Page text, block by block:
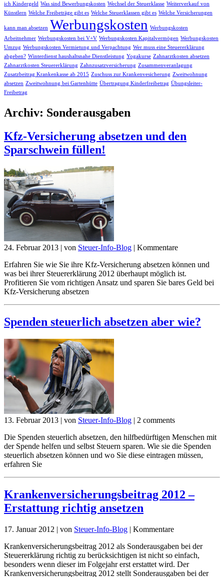
ich Kindergeld Was sind Bewerbungskosten Wechsel der Steuerklasse Weiterverkauf von
Künstlern Welche Freibeträge gibt es Welche Steuerklassen gibt es Welche Versicherungen
kann man absetzen Werbungskosten Werbungskosten
Arbeitnehmer Werbungskosten bei V+V Werbungskosten Kapitalvermögen Werbungskosten
Umzug Werbungskosten Vermietung und Verpachtung Wer muss eine Steuererklärung
abgeben? Winterdienst haushaltsnahe Dienstleistung Yogakurse Zahnarztkosten absetzen
Zahnarztkosten Steuererklärung Zahnzusatzversicherung Zusammenveranlagung
Zusatzbeitrag Krankenkasse ab 2015 Zuschuss zur Krankenvesicherung Zweitwohnung
absetzen Zweitwohnung bei Gartenhütte Übertragung Kinderfreibetrag Übungsleiter-
Freibetrag
Archiv: Sonderausgaben
Kfz-Versicherung absetzen und den
Sparschwein füllen!
24. Februar 2013 | von Steuer-Info-Blog | Kommentare
Erfahren Sie wie Sie ihre Kfz-Versicherung absetzen können und
was bei ihrer Steuererklärung 2012 überhaupt möglich ist.
Profitieren Sie vom richtigen Ansatz und sparen Sie bares Geld bei
Kfz-Versicherung absetzen
Spenden steuerlich absetzen aber wie?
13. Februar 2013 | von Steuer-Info-Blog | 2 comments
Die Spenden steuerlich absetzen, den hilfbedürftigen Menschen mit
der Spende helfen und selbst Steuern sparen. Wie sie die Spenden
steuerlich absetzen können und wo Sie diese eintragen müssen,
erfahren Sie
Krankenversicherungsbeitrag 2012 –
Erstattung richtig ansetzen
17. Januar 2012 | von Steuer-Info-Blog | Kommentare
Krankenversicherungsbeitrag 2012 als Sonderausgaben bei der
Steuererklärung richtig zu berücksichtigen ist nicht so einfach,
besonders wenn dieser im Folgejahr erst erstattet wird. Der
Krankenversicherungsbeitrag 2012 stellt Sonderausgaben bei der